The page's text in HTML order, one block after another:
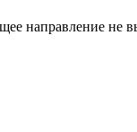
направление не